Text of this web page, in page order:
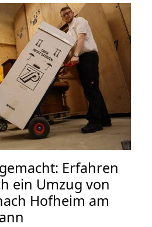
Erfahren
ein Umzug von
Hofheim am